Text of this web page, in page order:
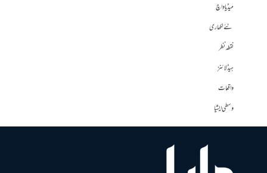
میڈیا واچ
نئے لکھاری
نقطہ نظر
ہیڈلائنز
واقعات
وسطی ایشیا